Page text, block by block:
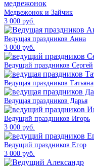
Медвежонок и Зайчик
3 000 руб.
Ведущая праздников Анна
3 000 руб.
Ведущий праздников Сергей
Ведущая праздников Татьяна
Ведущая праздников Дарья
Ведущий праздников Игорь
3 000 руб.
Ведущий праздников Егор
3 000 руб.